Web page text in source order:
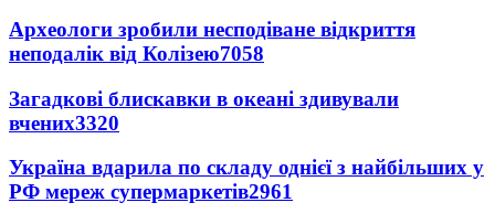
Археологи зробили несподіване відкриття
неподалік від Колізею7058
Загадкові блискавки в океані здивували
вчених3320
Україна вдарила по складу однієї з найбільших у
РФ мереж супермаркетів2961